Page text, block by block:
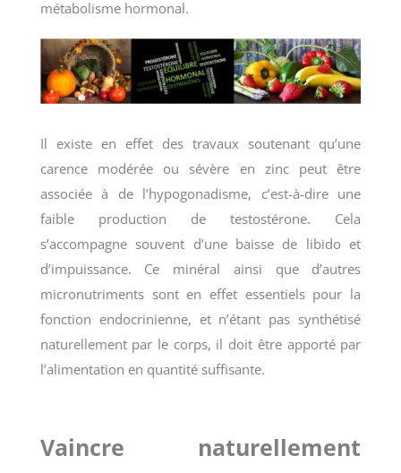
métabolisme hormonal.
Il existe en effet des travaux soutenant qu’une
carence modérée ou sévère en zinc peut être
associée à de l’hypogonadisme, c’est-à-dire une
faible production de testostérone. Cela
s’accompagne souvent d’une baisse de libido et
d’impuissance. Ce minéral ainsi que d’autres
micronutriments sont en effet essentiels pour la
fonction endocrinienne, et n’étant pas synthétisé
naturellement par le corps, il doit être apporté par
l’alimentation en quantité suffisante.
Vaincre naturellement